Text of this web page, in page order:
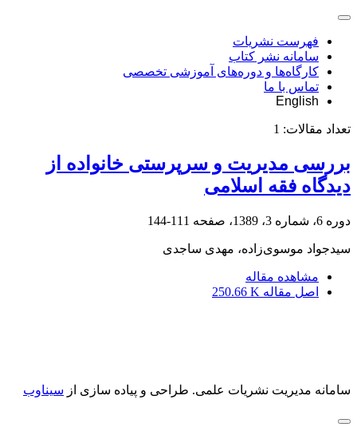
فهرست نشریات
سامانه نشر کتاب
کارگاه‌ها و دوره‌های آموزشی تخصصی
تماس با ما
English
تعداد مقالات: 1
بررسی مدیریت و سرپرستی خانواده از
دیدگاه فقه اسلامی
دوره 6، شماره 3، 1389، صفحه 111-144
سیدجواد موسوی‌زاده، مهدی ساجدی
مشاهده مقاله
اصل مقاله 250.66 K
سامانه مدیریت نشریات علمی. طراحی و پیاده سازی از سیناوب